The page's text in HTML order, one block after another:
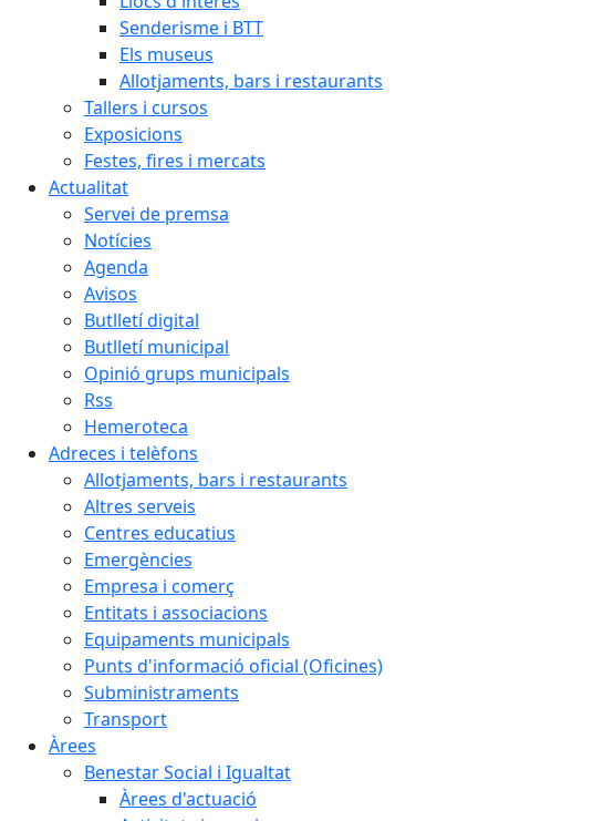
Senderisme i BTT
Els museus
Allotjaments, bars i restaurants
Tallers i cursos
Exposicions
Festes, fires i mercats
Actualitat
Servei de premsa
Notícies
Agenda
Avisos
Butlletí digital
Butlletí municipal
Opinió grups municipals
Rss
Hemeroteca
Adreces i telèfons
Allotjaments, bars i restaurants
Altres serveis
Centres educatius
Emergències
Empresa i comerç
Entitats i associacions
Equipaments municipals
Punts d'informació oficial (Oficines)
Subministraments
Transport
Àrees
Benestar Social i Igualtat
Àrees d'actuació